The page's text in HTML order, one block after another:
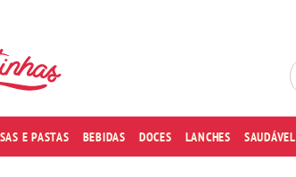
E PASTAS BEBIDAS DOCES LANCHES SAUDÁVEL